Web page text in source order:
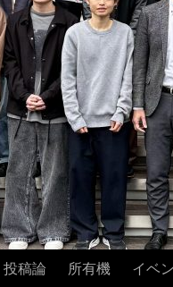
投稿論
所有機
イベ